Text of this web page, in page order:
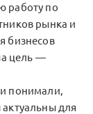
работу по
рынка и
бизнесов
цель —
понимали,
для